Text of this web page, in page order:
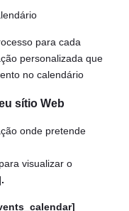
para cada
personalizada que
no calendário
sítio Web
onde pretende
para visualizar o